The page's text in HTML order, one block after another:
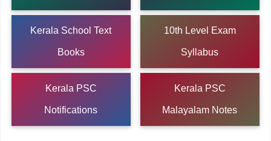
Kerala School Text
Books
10th Level Exam
Syllabus
Kerala PSC
Notifications
Kerala PSC
Malayalam Notes